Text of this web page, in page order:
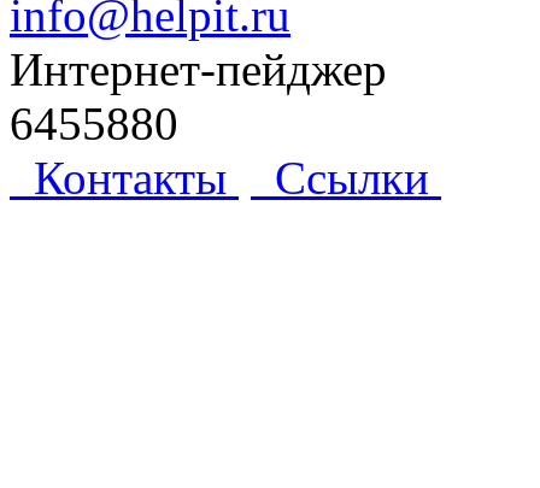
info@helpit.ru
Интернет-пейджер
6455880
Контакты
Ссылки